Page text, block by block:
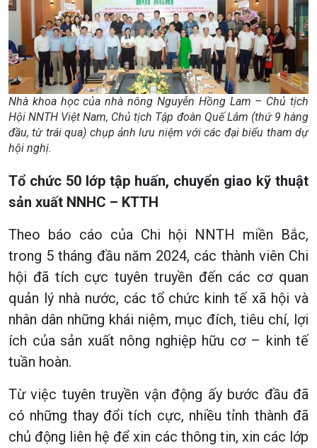
Nhà khoa học của nhà nông Nguyễn Hồng Lam – Chủ tịch
Hội NNTH Việt Nam, Chủ tịch Tập đoàn Quế Lâm (thứ 9 hàng
đầu, từ trái qua) chụp ảnh lưu niệm với các đại biểu tham dự
hội nghị.
Tổ chức 50 lớp tập huấn, chuyển giao kỹ thuật
sản xuất NNHC – KTTH
Theo báo cáo của Chi hội NNTH miền Bắc,
trong 5 tháng đầu năm 2024, các thành viên Chi
hội đã tích cực tuyên truyền đến các cơ quan
quản lý nhà nước, các tổ chức kinh tế xã hội và
nhân dân những khái niệm, mục đích, tiêu chí, lợi
ích của sản xuất nông nghiệp hữu cơ – kinh tế
tuần hoàn.
Từ việc tuyên truyền vận động ấy bước đầu đã
có những thay đổi tích cực, nhiều tỉnh thành đã
chủ động liên hệ để xin các thông tin, xin các lớp